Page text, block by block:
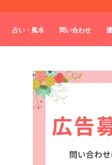
占い・風水 問い合わせ